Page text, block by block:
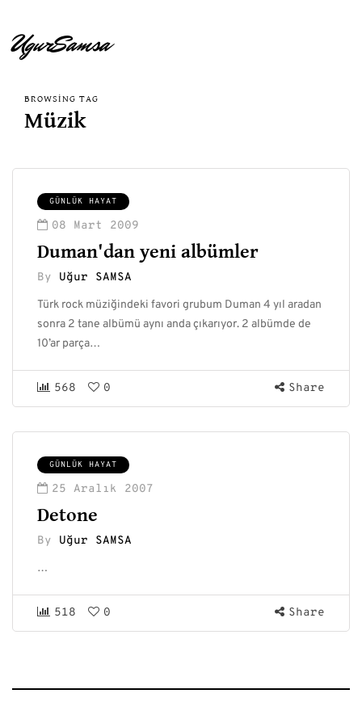
UgurSamsa
BROWSING TAG
Müzik
GÜNLÜK HAYAT
08 Mart 2009
Duman'dan yeni albümler
By Uğur SAMSA
Türk rock müziğindeki favori grubum Duman 4 yıl aradan
sonra 2 tane albümü aynı anda çıkarıyor. 2 albümde de
10’ar parça…
568 0 Share
GÜNLÜK HAYAT
25 Aralık 2007
Detone
By Uğur SAMSA
…
518 0 Share